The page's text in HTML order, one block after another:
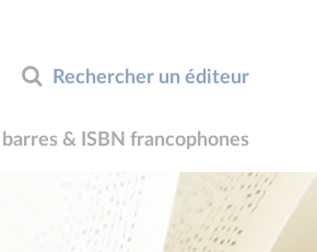
Rechercher un éditeur
& ISBN francophones